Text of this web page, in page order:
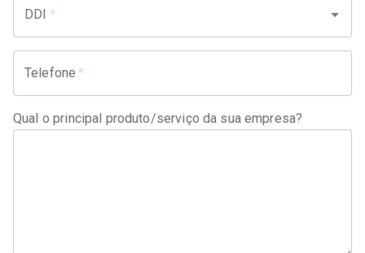
DDI *
Telefone *
Qual o principal produto/serviço da sua empresa?